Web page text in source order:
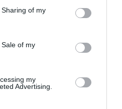
behaviour. You may click to
and its third-party tags to
purposes in below Google
of my
of my
my
Advertising.
στην Google
στο
Google News
όλες τις ειδήσεις